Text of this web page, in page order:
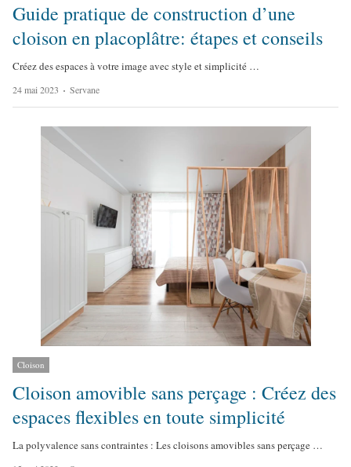
Guide pratique de construction d’une
cloison en placoplâtre: étapes et conseils
Créez des espaces à votre image avec style et simplicité …
24 mai 2023
A
u
Servane
Cloison
Cloison amovible sans perçage : Créez des
espaces flexibles en toute simplicité
La polyvalence sans contraintes : Les cloisons amovibles sans perçage …